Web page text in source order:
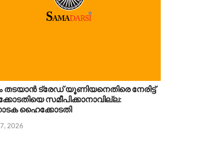
തടയാൻ ട്രേഡ് യൂണിയനെതിരെ നേരിട്ട്
സമീപിക്കാനാവില്ല:
ഹൈക്കോടതി
2026